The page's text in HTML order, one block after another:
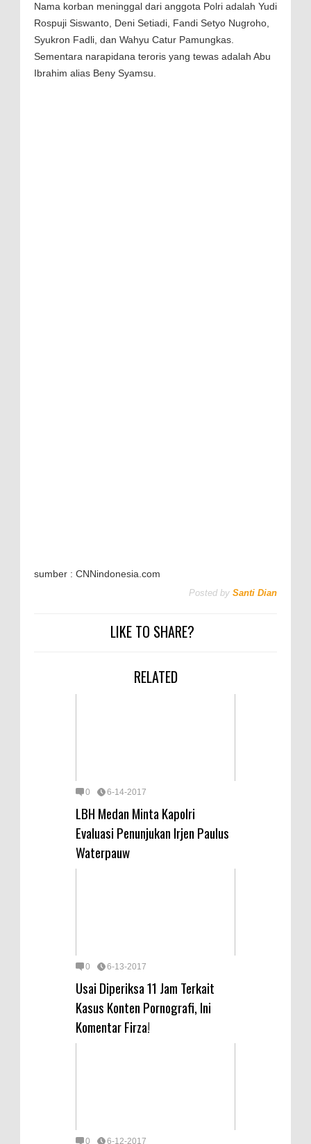
Nama korban meninggal dari anggota Polri adalah Yudi
Rospuji Siswanto, Deni Setiadi, Fandi Setyo Nugroho,
Syukron Fadli, dan Wahyu Catur Pamungkas.
Sementara narapidana teroris yang tewas adalah Abu
Ibrahim alias Beny Syamsu.
sumber : CNNindonesia.com
Posted by Santi Dian
LIKE TO SHARE?
RELATED
0 6-14-2017
LBH Medan Minta Kapolri
Evaluasi Penunjukan Irjen Paulus
Waterpauw
0 6-13-2017
Usai Diperiksa 11 Jam Terkait
Kasus Konten Pornografi, Ini
Komentar Firza!
0 6-12-2017